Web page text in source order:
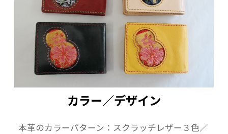
カラー／デザイン
本革のカラーパターン：スクラッチレザー３色／